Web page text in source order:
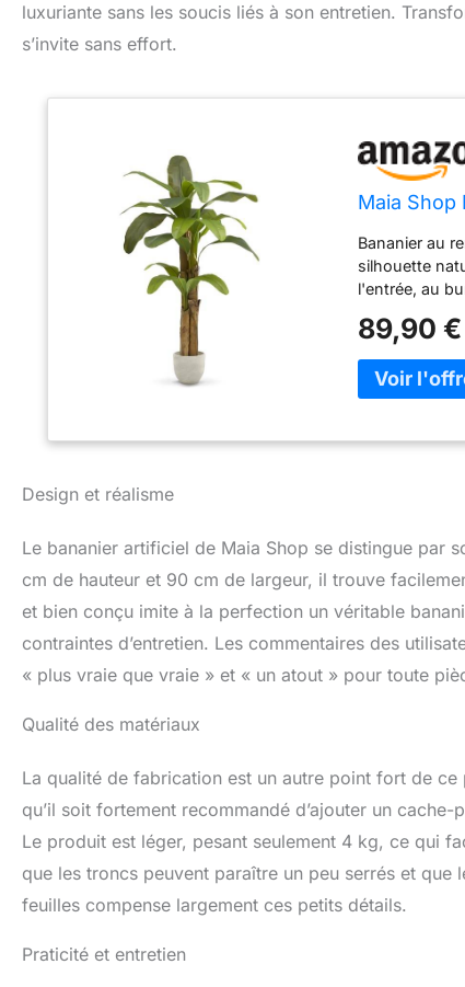
luxuriante sans les soucis liés à son entretien.
s’invite sans effort.
Maia
Bananier au
silhouette
l'entrée, au
bureaux,
branches
doucement
noir en
arrosage,
89,90 €
Design et réalisme
Le bananier artificiel de Maia Shop se distingue par
cm de hauteur et 90 cm de largeur, il trouve
et bien conçu imite à la perfection un véritable
contraintes d’entretien. Les commentaires des
« plus vraie que vraie » et « un atout » pour toute
Qualité des matériaux
La qualité de fabrication est un autre point fort de
qu’il soit fortement recommandé d’ajouter un
Le produit est léger, pesant seulement 4 kg, ce qui
que les troncs peuvent paraître un peu serrés et
feuilles compense largement ces petits détails.
Praticité et entretien